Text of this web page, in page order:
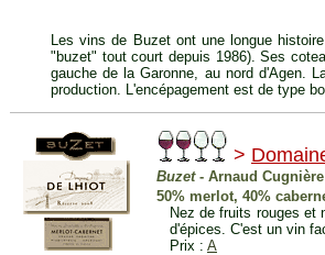
Les vins de Buzet ont une longue
"buzet" tout court depuis 1986). Ses
gauche de la Garonne, au nord d'Agen.
production. L'encépagement est de type
>
Buzet- Arnaud Cugnière
50% merlot, 40%
Nez de fruits rouges et
d'épices. C'est un vin
Prix : A